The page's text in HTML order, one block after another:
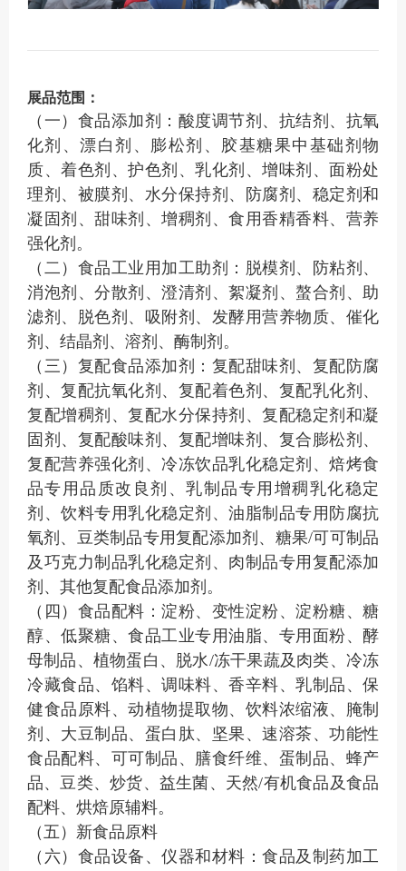
展品范围：
（一）食品添加剂：酸度调节剂、抗结剂、抗氧
化剂、漂白剂、膨松剂、胶基糖果中基础剂物
质、着色剂、护色剂、乳化剂、增味剂、面粉处
理剂、被膜剂、水分保持剂、防腐剂、稳定剂和
凝固剂、甜味剂、增稠剂、食用香精香料、营养
强化剂。
（二）食品工业用加工助剂：脱模剂、防粘剂、
消泡剂、分散剂、澄清剂、絮凝剂、螯合剂、助
滤剂、脱色剂、吸附剂、发酵用营养物质、催化
剂、结晶剂、溶剂、酶制剂。
（三）复配食品添加剂：复配甜味剂、复配防腐
剂、复配抗氧化剂、复配着色剂、复配乳化剂、
复配增稠剂、复配水分保持剂、复配稳定剂和凝
固剂、复配酸味剂、复配增味剂、复合膨松剂、
复配营养强化剂、冷冻饮品乳化稳定剂、焙烤食
品专用品质改良剂、乳制品专用增稠乳化稳定
剂、饮料专用乳化稳定剂、油脂制品专用防腐抗
氧剂、豆类制品专用复配添加剂、糖果/可可制品
及巧克力制品乳化稳定剂、肉制品专用复配添加
剂、其他复配食品添加剂。
（四）食品配料：淀粉、变性淀粉、淀粉糖、糖
醇、低聚糖、食品工业专用油脂、专用面粉、酵
母制品、植物蛋白、脱水/冻干果蔬及肉类、冷冻
冷藏食品、馅料、调味料、香辛料、乳制品、保
健食品原料、动植物提取物、饮料浓缩液、腌制
剂、大豆制品、蛋白肽、坚果、速溶茶、功能性
食品配料、可可制品、膳食纤维、蛋制品、蜂产
品、豆类、炒货、益生菌、天然/有机食品及食品
配料、烘焙原辅料。
（五）新食品原料
（六）食品设备、仪器和材料：食品及制药加工